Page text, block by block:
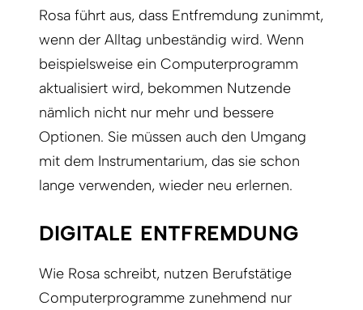
Rosa führt aus, dass Entfremdung zunimmt,
wenn der Alltag unbeständig wird. Wenn
beispielsweise ein Computerprogramm
aktualisiert wird, bekommen Nutzende
nämlich nicht nur mehr und bessere
Optionen. Sie müssen auch den Umgang
mit dem Instrumentarium, das sie schon
lange verwenden, wieder neu erlernen.
DIGITALE ENTFREMDUNG
Wie Rosa schreibt, nutzen Berufstätige
Computerprogramme zunehmend nur